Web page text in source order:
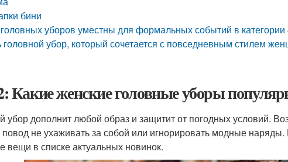
бини
уборов уместны для формальных событий в категории
головной убор, который сочетается с повседневным стилем
Какие женские головные уборы
убор дополнит любой образ и защитит от погодных условий.
повод не ухаживать за собой или игнорировать модные
вещи в списке актуальных новинок.